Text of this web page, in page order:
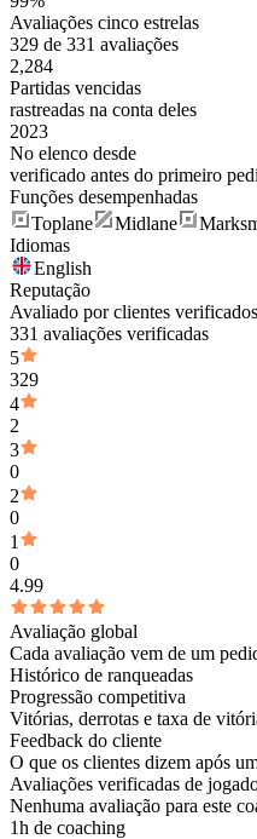
Avaliações cinco estrelas
329 de 331 avaliações
2,284
Partidas vencidas
rastreadas na conta deles
2023
No elenco desde
verificado antes do primeiro
Funções desempenhadas
Toplane
Midlane
Idiomas
English
Reputação
Avaliado por clientes verificados
331 avaliações verificadas
5
329
4
2
3
0
2
0
1
0
4.99
Avaliação global
Cada avaliação vem de um
Histórico de ranqueadas
Progressão competitiva
Vitórias, derrotas e taxa de
Feedback do cliente
O que os clientes dizem após
Avaliações verificadas de
Nenhuma avaliação para este
1h de coaching